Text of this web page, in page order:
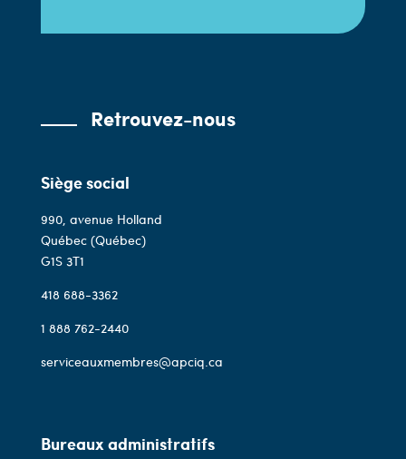
Retrouvez-nous
Siège social
990, avenue Holland
Québec (Québec)
G1S 3T1
418 688-3362
1 888 762-2440
serviceauxmembres@apciq.ca
Bureaux administratifs